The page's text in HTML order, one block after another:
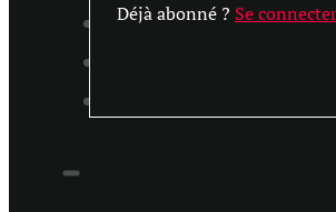
MASTERCLASS
Déjà abonné ? Se connecter